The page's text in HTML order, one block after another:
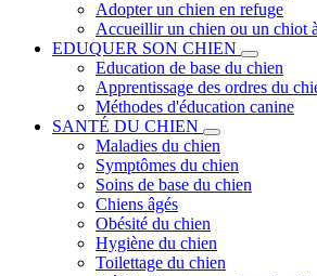
Adopter un chien en refuge
Accueillir un chien ou un chiot
EDUQUER SON CHIEN
Education de base du chien
Apprentissage des ordres du
Méthodes d'éducation canine
SANTÉ DU CHIEN
Maladies du chien
Symptômes du chien
Soins de base du chien
Chiens âgés
Obésité du chien
Hygiène du chien
Toilettage du chien